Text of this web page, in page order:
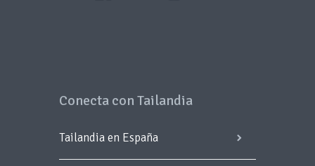
Conecta con Tailandia
Tailandia en España